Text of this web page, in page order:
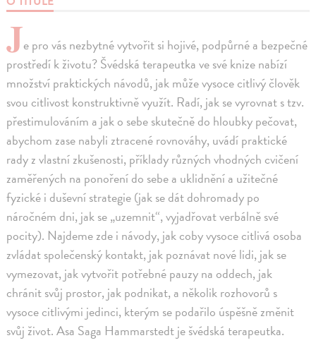
Je pro vás nezbytné vytvořit si hojivé, podpůrné a bezpečné
prostředí k životu? Švédská terapeutka ve své knize nabízí
množství praktických návodů, jak může vysoce citlivý člověk
svou citlivost konstruktivně využít. Radí, jak se vyrovnat s tzv.
přestimulováním a jak o sebe skutečně do hloubky pečovat,
abychom zase nabyli ztracené rovnováhy, uvádí praktické
rady z vlastní zkušenosti, příklady různých vhodných cvičení
zaměřených na ponoření do sebe a uklidnění a užitečné
fyzické i duševní strategie (jak se dát dohromady po
náročném dni, jak se „uzemnit“, vyjadřovat verbálně své
pocity). Najdeme zde i návody, jak coby vysoce citlivá osoba
zvládat společenský kontakt, jak poznávat nové lidi, jak se
vymezovat, jak vytvořit potřebné pauzy na oddech, jak
chránit svůj prostor, jak podnikat, a několik rozhovorů s
vysoce citlivými jedinci, kterým se podařilo úspěšně změnit
svůj život. Asa Saga Hammarstedt je švédská terapeutka.